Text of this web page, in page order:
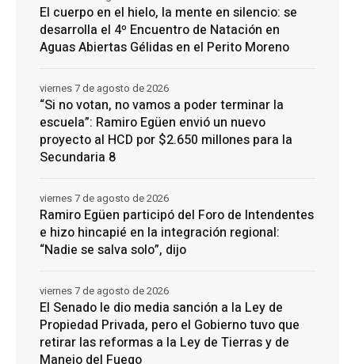
El cuerpo en el hielo, la mente en silencio: se
desarrolla el 4º Encuentro de Natación en
Aguas Abiertas Gélidas en el Perito Moreno
“Si no votan, no vamos a poder terminar la
escuela”: Ramiro Egüen envió un nuevo
proyecto al HCD por $2.650 millones para la
Secundaria 8
viernes 7 de agosto de 2026
Ramiro Egüen participó del Foro de Intendentes
e hizo hincapié en la integración regional:
“Nadie se salva solo”, dijo
viernes 7 de agosto de 2026
El Senado le dio media sanción a la Ley de
Propiedad Privada, pero el Gobierno tuvo que
retirar las reformas a la Ley de Tierras y de
Manejo del Fuego
viernes 7 de agosto de 2026